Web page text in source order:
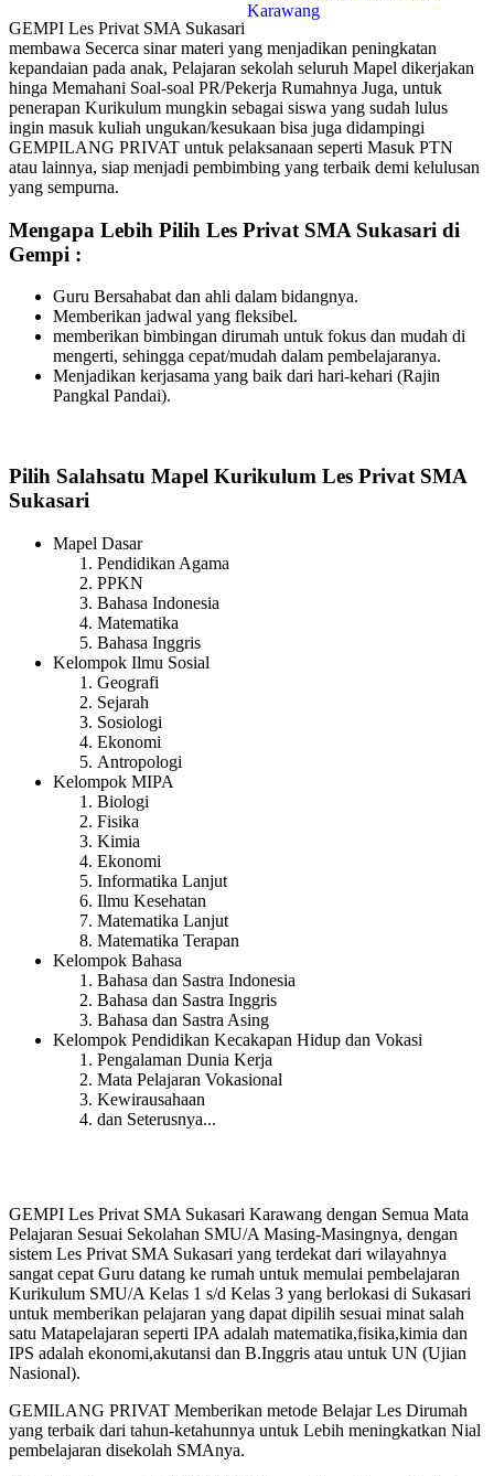
GEMPI Les Privat SMA Sukasari
membawa Secerca sinar materi yang menjadikan peningkatan
kepandaian pada anak, Pelajaran sekolah seluruh Mapel dikerjakan
hinga Memahani Soal-soal PR/Pekerja Rumahnya Juga, untuk
penerapan Kurikulum mungkin sebagai siswa yang sudah lulus
ingin masuk kuliah ungukan/kesukaan bisa juga didampingi
GEMPILANG PRIVAT untuk pelaksanaan seperti Masuk PTN
atau lainnya, siap menjadi pembimbing yang terbaik demi kelulusan
yang sempurna.
Mengapa Lebih Pilih Les Privat SMA Sukasari di
Gempi :
Guru Bersahabat dan ahli dalam bidangnya.
Memberikan jadwal yang fleksibel.
memberikan bimbingan dirumah untuk fokus dan mudah di
mengerti, sehingga cepat/mudah dalam pembelajaranya.
Menjadikan kerjasama yang baik dari hari-kehari (Rajin
Pangkal Pandai).
Pilih Salahsatu Mapel Kurikulum Les Privat SMA
Sukasari
Mapel Dasar
Pendidikan Agama
PPKN
Bahasa Indonesia
Matematika
Bahasa Inggris
Kelompok Ilmu Sosial
Geografi
Sejarah
Sosiologi
Ekonomi
Antropologi
Kelompok MIPA
Biologi
Fisika
Kimia
Ekonomi
Informatika Lanjut
Ilmu Kesehatan
Matematika Lanjut
Matematika Terapan
Kelompok Bahasa
Bahasa dan Sastra Indonesia
Bahasa dan Sastra Inggris
Bahasa dan Sastra Asing
Kelompok Pendidikan Kecakapan Hidup dan Vokasi
Pengalaman Dunia Kerja
Mata Pelajaran Vokasional
Kewirausahaan
dan Seterusnya...
GEMPI Les Privat SMA Sukasari Karawang dengan Semua Mata
Pelajaran Sesuai Sekolahan SMU/A Masing-Masingnya, dengan
sistem Les Privat SMA Sukasari yang terdekat dari wilayahnya
sangat cepat Guru datang ke rumah untuk memulai pembelajaran
Kurikulum SMU/A Kelas 1 s/d Kelas 3 yang berlokasi di Sukasari
untuk memberikan pelajaran yang dapat dipilih sesuai minat salah
satu Matapelajaran seperti IPA adalah matematika,fisika,kimia dan
IPS adalah ekonomi,akutansi dan B.Inggris atau untuk UN (Ujian
Nasional).
GEMILANG PRIVAT Memberikan metode Belajar Les Dirumah
yang terbaik dari tahun-ketahunnya untuk Lebih meningkatkan Nial
pembelajaran disekolah SMAnya.